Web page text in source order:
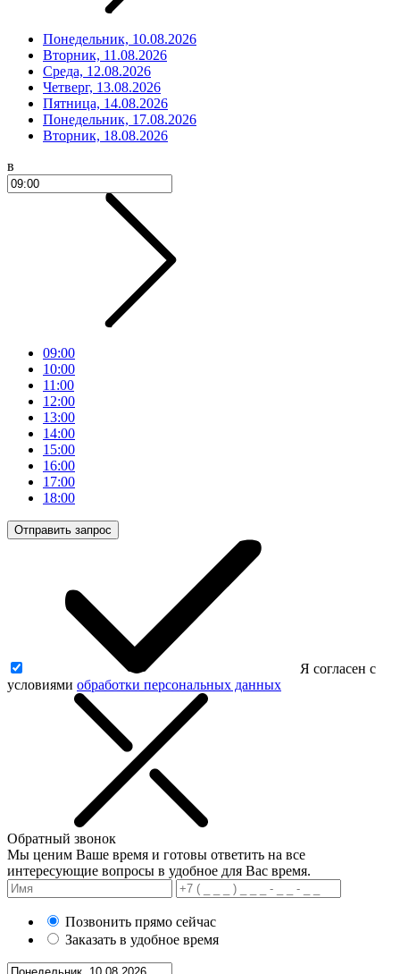
Понедельник, 10.08.2026
Вторник, 11.08.2026
Среда, 12.08.2026
Четверг, 13.08.2026
Пятница, 14.08.2026
Понедельник, 17.08.2026
Вторник, 18.08.2026
в
09:00
10:00
11:00
12:00
13:00
14:00
15:00
16:00
17:00
18:00
Отправить запрос
Я согласен с
условиями обработки персональных данных
Обратный звонок
Мы ценим Ваше время и готовы ответить на все
интересующие вопросы в удобное для Вас время.
Позвонить прямо сейчас
Заказать в удобное время